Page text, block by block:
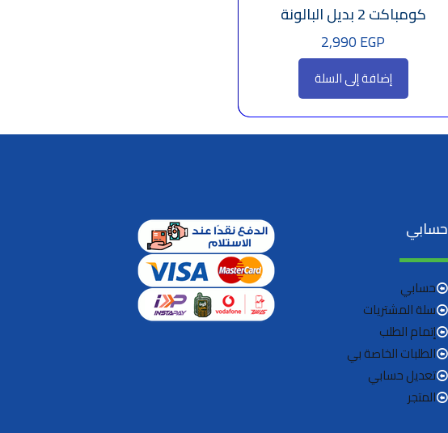
كومباكت 2 بديل البالونة
2,990EGP
إضافة إلى السلة
حسابي
حسابي
سلة المشتريات
إتمام الطلب
الطلبات الخاصة بي
تعديل حسابي
المتجر